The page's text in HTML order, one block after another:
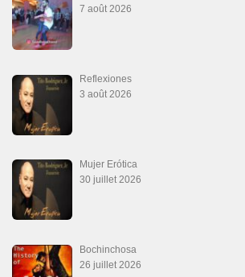
7 août 2026
Reflexiones
3 août 2026
Mujer Erótica
30 juillet 2026
Bochinchosa
26 juillet 2026